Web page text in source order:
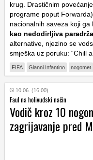
krug. Drastičnim
programe poput
nacionalnih saveza koji ga
kao nedodirljiva
alternative, njezino se
smješka uz poruku: “Chill
FIFA Gianni Infantino nogomet
10.06. (16:00)
Faul na holivudski način
Vodič kroz 10
zagrijavanje pred